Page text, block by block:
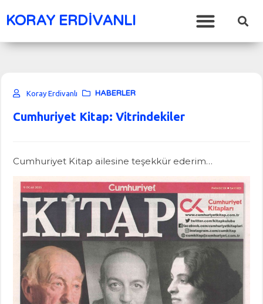
KORAY ERDİVANLI
Koray Erdivanlı HABERLER
Cumhuriyet Kitap: Vitrindekiler
Cumhuriyet Kitap ailesine teşekkür ederim…